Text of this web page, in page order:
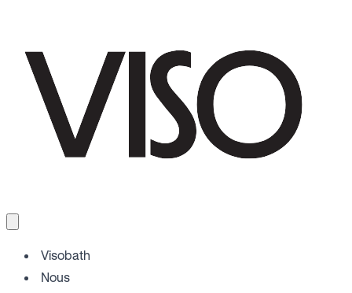
Visobath
Nous